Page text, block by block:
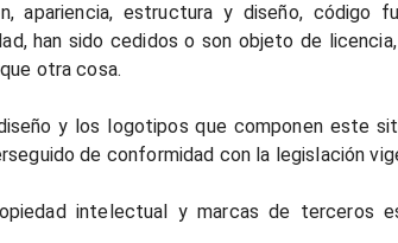
apariencia, estructura y diseño,
han sido cedidos o son objeto de
otra cosa.
y los logotipos que componen este
de conformidad con la legislación
intelectual y marcas de terceros